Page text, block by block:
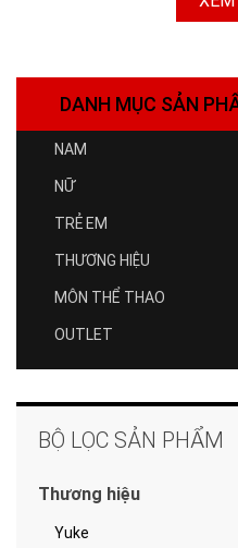
DANH MỤC SẢN
NAM
NỮ
TRẺ EM
THƯƠNG HIỆU
MÔN THỂ THAO
OUTLET
BỘ LỌC SẢN PHẨM
Thương hiệu
Yuke